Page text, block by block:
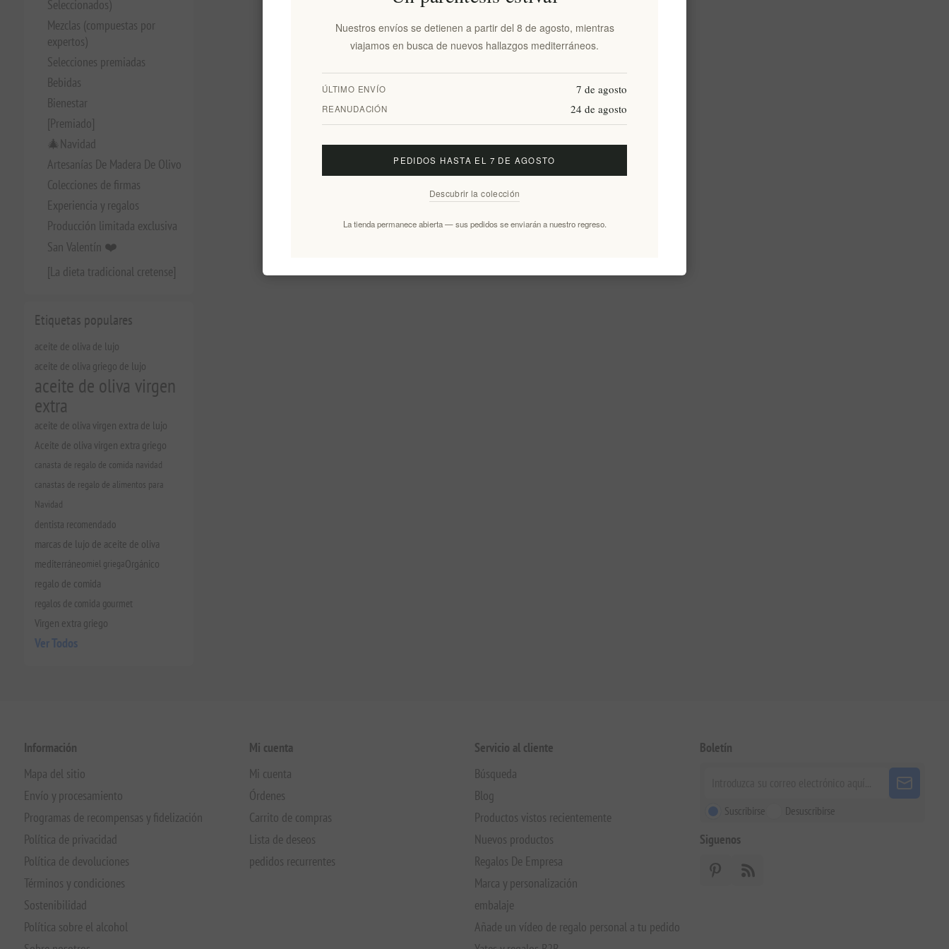
Seleccionados)
Mezclas (compuestas por
expertos)
Selecciones premiadas
Bebidas
Bienestar
[Premiado]
🎄Navidad
Artesanías De Madera De Olivo
Colecciones de firmas
Experiencia y regalos
Producción limitada exclusiva
San Valentín ❤️
[La dieta tradicional cretense]
Etiquetas populares
aceite de oliva de lujo
aceite de oliva griego de lujo
aceite de oliva virgen
extra
aceite de oliva virgen extra de lujo
Aceite de oliva virgen extra griego
canasta de regalo de comida navidad
canastas de regalo de alimentos para
Navidad
dentista recomendado
marcas de lujo de aceite de oliva
mediterráneomiel griegaOrgánico
regalo de comida
regalos de comida gourmet
Virgen extra griego
Ver Todos
Información
Mapa del sitio
Envío y procesamiento
Programas de recompensas y fidelización
Política de privacidad
Política de devoluciones
Términos y condiciones
Sostenibilidad
Política sobre el alcohol
Mi cuenta
Mi cuenta
Órdenes
Carrito de compras
Lista de deseos
pedidos recurrentes
Servicio al cliente
Búsqueda
Blog
Productos vistos recientemente
Nuevos productos
Regalos De Empresa
Marca y personalización
embalaje
Añade un vídeo de regalo personal a tu pedido
Boletín
Suscribirse Desuscribirse
Siguenos
Nuestros envíos se detienen a partir del 8 de agosto, mientras
viajamos en busca de nuevos hallazgos mediterráneos.
ÚLTIMO ENVÍO 7 de agosto
REANUDACIÓN 24 de agosto
PEDIDOS HASTA EL 7 DE AGOSTO
Descubrir la colección
La tienda permanece abierta — sus pedidos se enviarán a nuestro regreso.